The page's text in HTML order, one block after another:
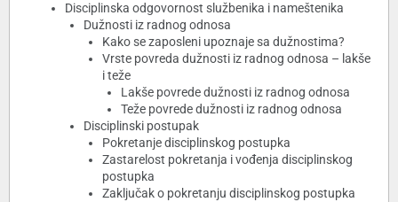
Disciplinska odgovornost službenika i nameštenika
Dužnosti iz radnog odnosa
Kako se zaposleni upoznaje sa dužnostima?
Vrste povreda dužnosti iz radnog odnosa – lakše
i teže
Lakše povrede dužnosti iz radnog odnosa
Teže povrede dužnosti iz radnog odnosa
Disciplinski postupak
Pokretanje disciplinskog postupka
Zastarelost pokretanja i vođenja disciplinskog
postupka
Zaključak o pokretanju disciplinskog postupka